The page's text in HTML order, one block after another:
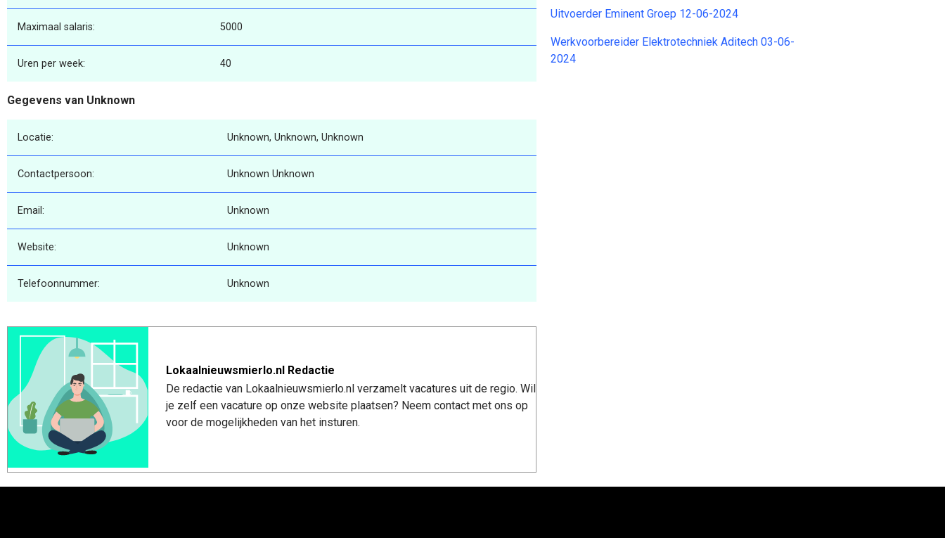
Maximaal salaris: 5000
Uren per week: 40
Gegevens van Unknown
Locatie: Unknown, Unknown, Unknown
Contactpersoon: Unknown Unknown
Email: Unknown
Website: Unknown
Telefoonnummer: Unknown
Lokaalnieuwsmierlo.nl Redactie
De redactie van Lokaalnieuwsmierlo.nl verzamelt vacatures uit de regio. Wil
je zelf een vacature op onze website plaatsen? Neem contact met ons op
voor de mogelijkheden van het insturen.
Uitvoerder Eminent Groep 12-06-2024
Werkvoorbereider Elektrotechniek Aditech 03-06-
2024